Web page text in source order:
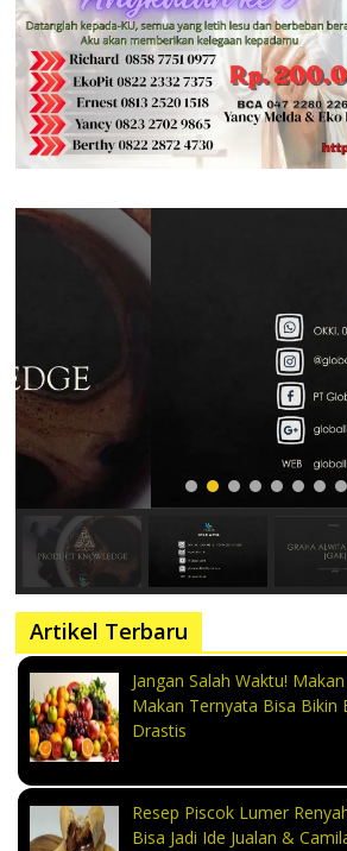
Artikel Terbaru
Jangan Salah Waktu!
Makan Ternyata Bisa Bikin
Drastis
Resep Piscok Lumer
Bisa Jadi Ide Jualan &